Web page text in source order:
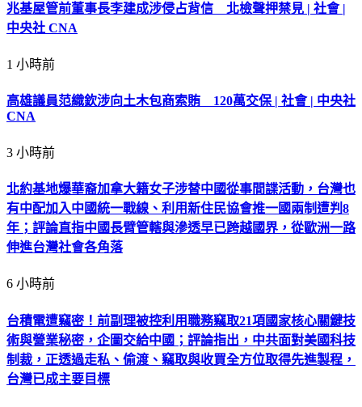
兆基屋管前董事長李建成涉侵占背信 北檢聲押禁見 | 社會 |
中央社 CNA
1 小時前
高雄議員范織欽涉向土木包商索賄 120萬交保 | 社會 | 中央社
CNA
3 小時前
北約基地爆華裔加拿大籍女子涉替中國從事間諜活動，台灣也
有中配加入中國統一戰線、利用新住民協會推一國兩制遭判8
年；評論直指中國長臂管轄與滲透早已跨越國界，從歐洲一路
伸進台灣社會各角落
6 小時前
台積電遭竊密！前副理被控利用職務竊取21項國家核心關鍵技
術與營業秘密，企圖交給中國；評論指出，中共面對美國科技
制裁，正透過走私、偷渡、竊取與收買全方位取得先進製程，
台灣已成主要目標